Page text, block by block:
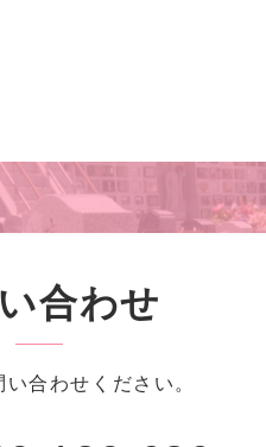
合わせ
合わせください。